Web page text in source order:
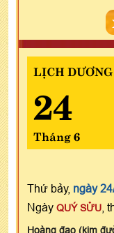
LỊCH DƯƠNG
24
Tháng 6
Thứ bảy, ngày
Ngày QUÝ SỬU ,
Hoàng đạo (kim